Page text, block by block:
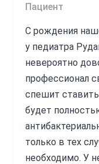
Пациент
С рождения
у педиатра
невероятно
профессионал
спешит
будет
только в тех
необходимо. У